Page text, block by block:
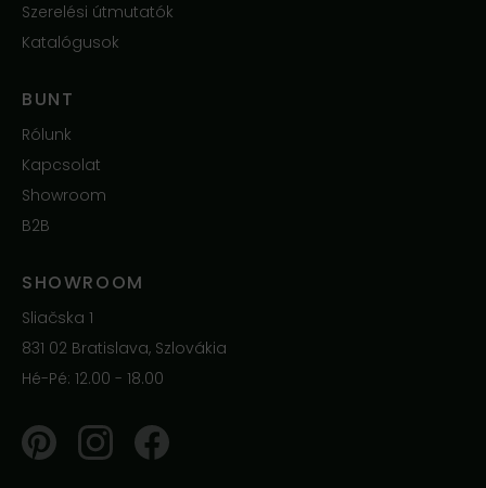
Szerelési útmutatók
Katalógusok
BUNT
Rólunk
Kapcsolat
Showroom
B2B
SHOWROOM
Sliačska 1
831 02 Bratislava, Szlovákia
Hé-Pé: 12.00 - 18.00
PinterestInstagramFacebook